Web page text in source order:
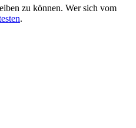
zu können. Wer sich vom
.